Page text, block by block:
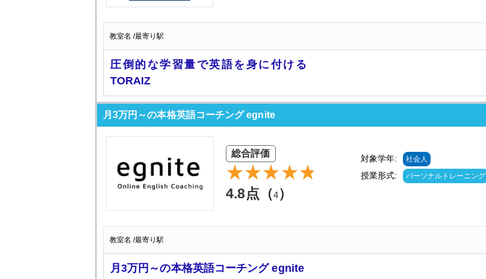
教室名 /最寄り駅
圧倒的な学習量で英語を身に付ける
TORAIZ
月3万円～の本格英語コーチング egnite
総合評価
4.8点（4）
対象学年: 社会人
授業形式: パーソナルトレーニング
教室名 /最寄り駅
月3万円～の本格英語コーチング egnite